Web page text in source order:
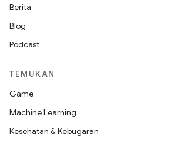
Berita
Blog
Podcast
TEMUKAN
Game
Machine Learning
Kesehatan & Kebugaran